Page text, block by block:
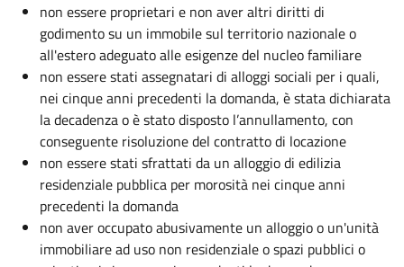
non essere proprietari e non aver altri diritti di
godimento su un immobile sul territorio nazionale o
all'estero adeguato alle esigenze del nucleo familiare
non essere stati assegnatari di alloggi sociali per i quali,
nei cinque anni precedenti la domanda, è stata dichiarata
la decadenza o è stato disposto l’annullamento, con
conseguente risoluzione del contratto di locazione
non essere stati sfrattati da un alloggio di edilizia
residenziale pubblica per morosità nei cinque anni
precedenti la domanda
non aver occupato abusivamente un alloggio o un'unità
immobiliare ad uso non residenziale o spazi pubblici o